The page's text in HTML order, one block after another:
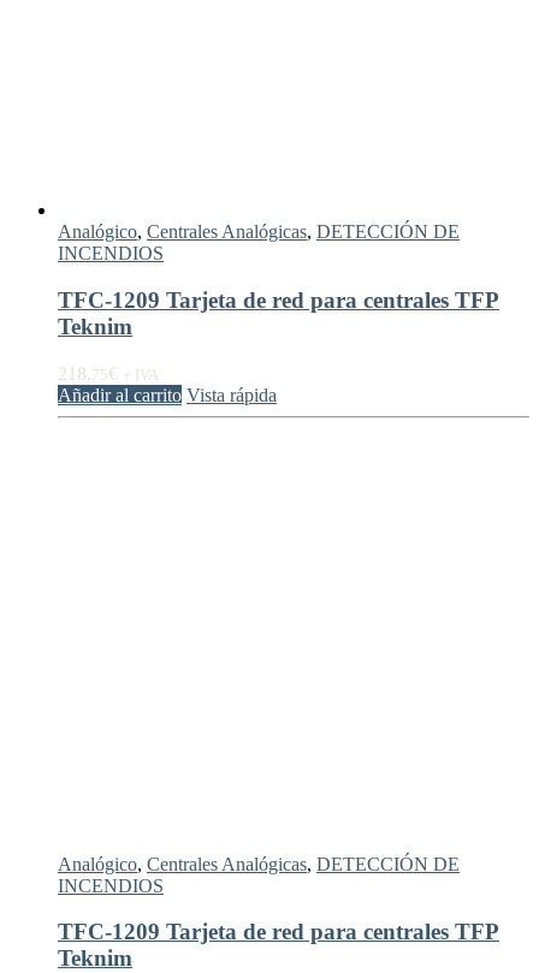
Analógico, Centrales Analógicas, DETECCIÓN DE
INCENDIOS
TFC-1209 Tarjeta de red para centrales TFP
Teknim
218,75€ + IVA
Añadir al carrito Vista rápida
Analógico, Centrales Analógicas, DETECCIÓN DE
INCENDIOS
TFC-1209 Tarjeta de red para centrales TFP
Teknim